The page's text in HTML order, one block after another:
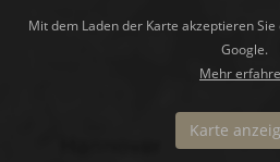
Mit dem Laden der Karte akzeptieren
Google.
Mehr
Karte